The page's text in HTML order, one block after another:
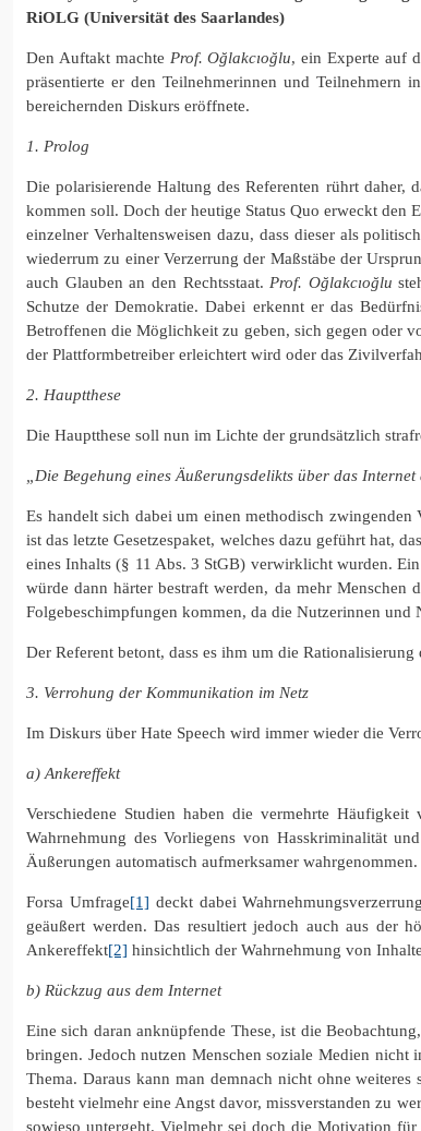
RiOLG (Universität des Saarlandes)
Den Auftakt machte Prof. Oğlakcıoğlu, ein Experte auf
präsentierte er den Teilnehmerinnen und Teilnehmern
bereichernden Diskurs eröffnete.
1. Prolog
Die polarisierende Haltung des Referenten rührt daher,
kommen soll. Doch der heutige Status Quo erweckt
einzelner Verhaltensweisen dazu, dass dieser als
wiederrum zu einer Verzerrung der Maßstäbe der
auch Glauben an den Rechtsstaat. Prof. Oğlakcıoğlu
Schutze der Demokratie. Dabei erkennt er das
Betroffenen die Möglichkeit zu geben, sich gegen oder
der Plattformbetreiber erleichtert wird oder das
2. Hauptthese
Die Hauptthese soll nun im Lichte der grundsätzlich
„Die Begehung eines Äußerungsdelikts über das
Es handelt sich dabei um einen methodisch
ist das letzte Gesetzespaket, welches dazu geführt hat,
eines Inhalts (§ 11 Abs. 3 StGB) verwirklicht wurden.
würde dann härter bestraft werden, da mehr Menschen
Folgebeschimpfungen kommen, da die Nutzerinnen
Der Referent betont, dass es ihm um die
3. Verrohung der Kommunikation im Netz
Im Diskurs über Hate Speech wird immer wieder die
a) Ankereffekt
Verschiedene Studien haben die vermehrte
Wahrnehmung des Vorliegens von Hasskriminalität
Äußerungen automatisch aufmerksamer wahrgenommen.
Forsa Umfrage[1] deckt dabei
geäußert werden. Das resultiert jedoch auch aus der
Ankereffekt[2] hinsichtlich der Wahrnehmung von
b) Rückzug aus dem Internet
Eine sich daran anknüpfende These, ist die
bringen. Jedoch nutzen Menschen soziale Medien
Thema. Daraus kann man demnach nicht ohne
besteht vielmehr eine Angst davor, missverstanden zu
sowieso untergeht. Vielmehr sei doch die Motivation